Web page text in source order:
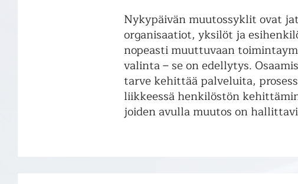
Nykypäivän muutossyklit ovat
organisaatiot, yksilöt ja
nopeasti muuttuvaan
valinta – se on edellytys.
tarve kehittää palveluita,
liikkeessä henkilöstön
joiden avulla muutos on